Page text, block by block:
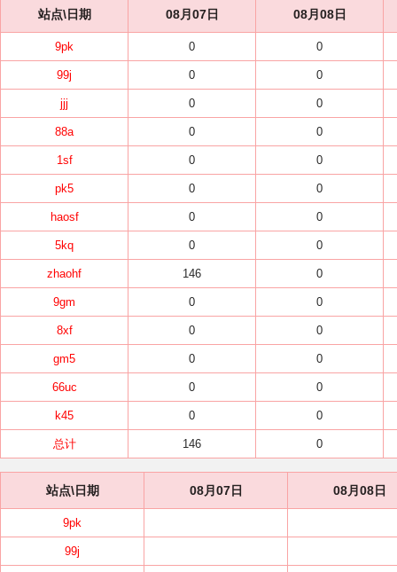
站点\日期 08月07日 08月08日
9pk 0 0
99j 0 0
jjj 0 0
88a 0 0
1sf 0 0
pk5 0 0
haosf 0 0
5kq 0 0
zhaohf 146 0
9gm 0 0
8xf 0 0
gm5 0 0
66uc 0 0
k45 0 0
总计 146 0
站点\日期 08月07日 08月08日
9pk
99j